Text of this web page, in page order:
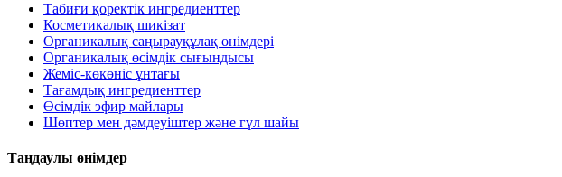
Табиғи қоректік ингредиенттер
Косметикалық шикізат
Органикалық саңырауқұлақ өнімдері
Органикалық өсімдік сығындысы
Жеміс-көкөніс ұнтағы
Тағамдық ингредиенттер
Өсімдік эфир майлары
Шөптер мен дәмдеуіштер және гүл шайы
Таңдаулы өнімдер